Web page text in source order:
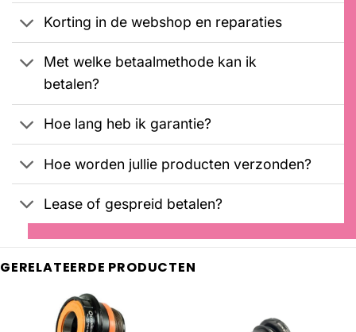
klantbeoordelingen
Korting in de webshop en reparaties
Met welke betaalmethode kan ik
betalen?
Hoe lang heb ik garantie?
Hoe worden jullie producten verzonden?
Lease of gespreid betalen?
GERELATEERDE PRODUCTEN